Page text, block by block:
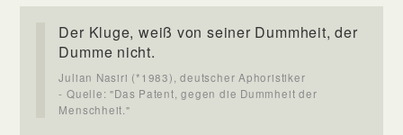
Der Kluge, weiß von seiner Dummheit, der
Dumme nicht.
Julian Nasiri (*1983), deutscher Aphoristiker
- Quelle: "Das Patent, gegen die Dummheit der
Menschheit."